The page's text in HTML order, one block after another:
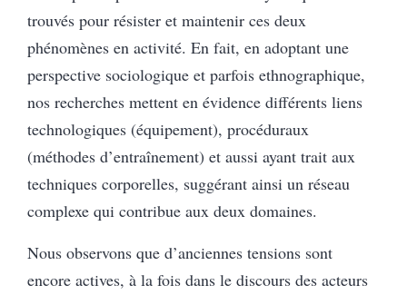
trouvés pour résister et maintenir ces deux
phénomènes en activité. En fait, en adoptant une
perspective sociologique et parfois ethnographique,
nos recherches mettent en évidence différents liens
technologiques (équipement), procéduraux
(méthodes d’entraînement) et aussi ayant trait aux
techniques corporelles, suggérant ainsi un réseau
complexe qui contribue aux deux domaines.
Nous observons que d’anciennes tensions sont
encore actives, à la fois dans le discours des acteurs